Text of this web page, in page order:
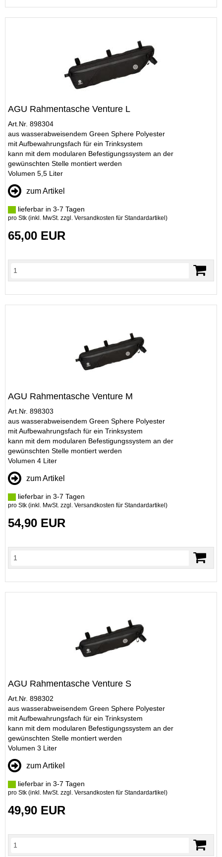
AGU Rahmentasche Venture L
Art.Nr. 898304
aus wasserabweisendem Green Sphere Polyester
mit Aufbewahrungsfach für ein Trinksystem
kann mit dem modularen Befestigungssystem an der
gewünschten Stelle montiert werden
Volumen 5,5 Liter
zum Artikel
lieferbar in 3-7 Tagen
pro Stk (inkl. MwSt. zzgl. Versandkosten für Standardartikel )
65,00 EUR
AGU Rahmentasche Venture M
Art.Nr. 898303
aus wasserabweisendem Green Sphere Polyester
mit Aufbewahrungsfach für ein Trinksystem
kann mit dem modularen Befestigungssystem an der
gewünschten Stelle montiert werden
Volumen 4 Liter
zum Artikel
lieferbar in 3-7 Tagen
pro Stk (inkl. MwSt. zzgl. Versandkosten für Standardartikel )
54,90 EUR
AGU Rahmentasche Venture S
Art.Nr. 898302
aus wasserabweisendem Green Sphere Polyester
mit Aufbewahrungsfach für ein Trinksystem
kann mit dem modularen Befestigungssystem an der
gewünschten Stelle montiert werden
Volumen 3 Liter
zum Artikel
lieferbar in 3-7 Tagen
pro Stk (inkl. MwSt. zzgl. Versandkosten für Standardartikel )
49,90 EUR